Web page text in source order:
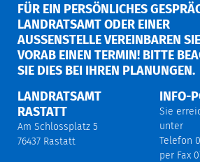
FÜR EIN PERSÖNLICHES
LANDRATSAMT ODER EINER
AUSSENSTELLE VEREINBAREN SIE
ORAB EINEN TERMIN! BITTE
IE DIES BEI IHREN PLANUNGEN.
LANDRATSAMT
RASTATT
Am Schlossplatz 5
76437 Rastatt
INFO-
Sie
unter
Telefon
per Fax